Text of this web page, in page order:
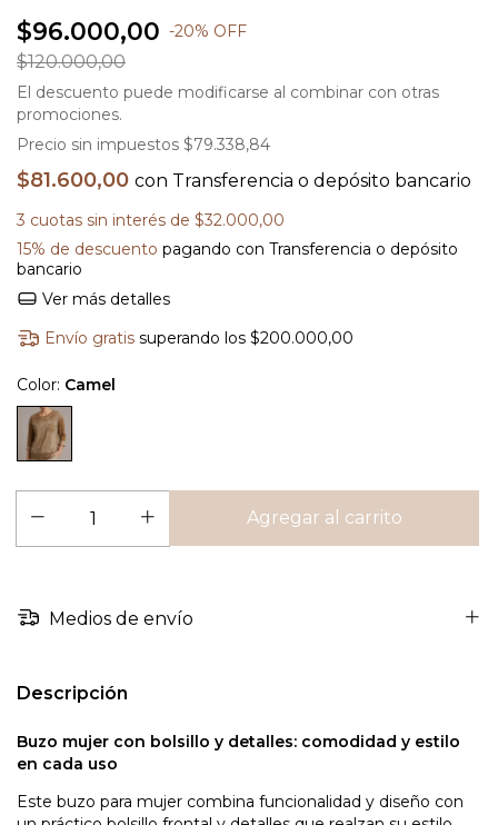
$96.000,00 -20% OFF
$120.000,00
El descuento puede modificarse al combinar con otras
promociones.
Precio sin impuestos $79.338,84
$81.600,00 con Transferencia o depósito bancario
3 cuotas sin interés de $32.000,00
15% de descuento pagando con Transferencia o depósito
bancario
Ver más detalles
Envío gratis superando los$200.000,00
Color: Camel
Medios de envío
Descripción
Buzo mujer con bolsillo y detalles: comodidad y estilo
en cada uso
Este buzo para mujer combina funcionalidad y diseño con